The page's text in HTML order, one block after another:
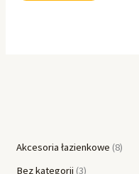
Akcesoria łazienkowe 8
Bez kategorii 3